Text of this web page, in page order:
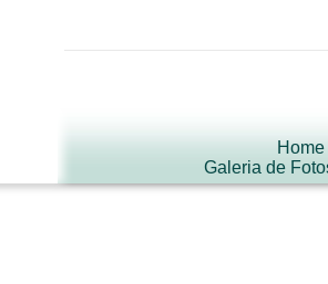
Home
Galeria de